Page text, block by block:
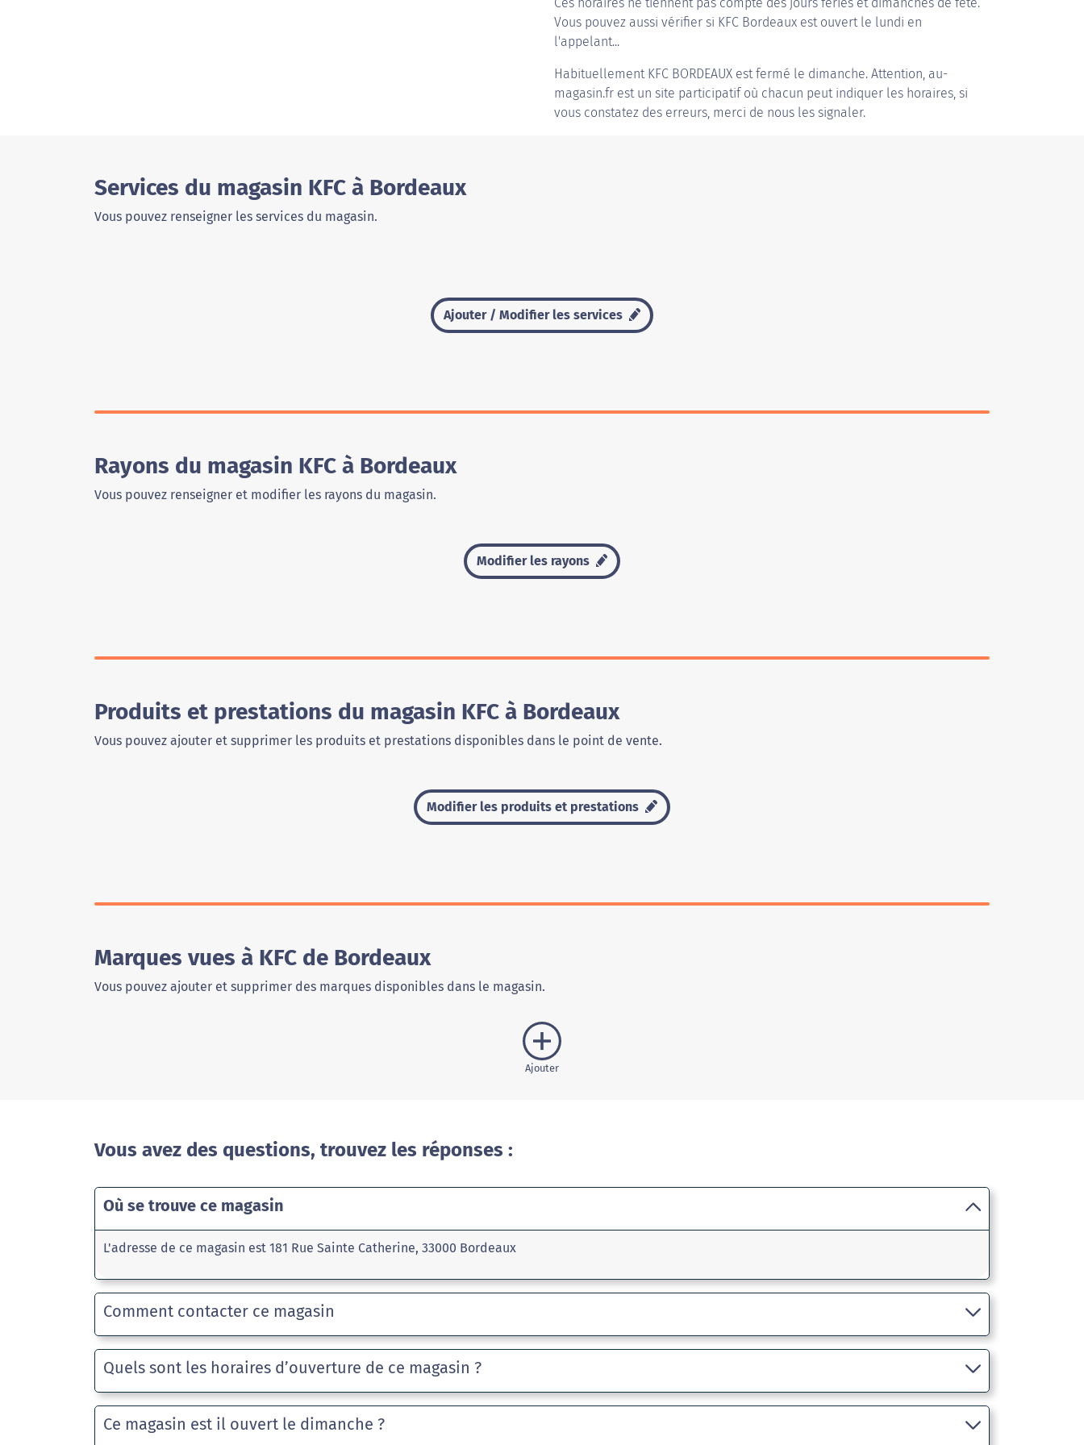
Vous pouvez aussi vérifier si KFC Bordeaux est ouvert le lundi en
l'appelant...
Habituellement KFC BORDEAUX est fermé le dimanche. Attention, au-
magasin.fr est un site participatif où chacun peut indiquer les horaires, si
vous constatez des erreurs, merci de nous les signaler.
Services du magasin KFC à Bordeaux
Vous pouvez renseigner les services du magasin.
Ajouter / Modifier les services
Rayons du magasin KFC à Bordeaux
Vous pouvez renseigner et modifier les rayons du magasin.
Modifier les rayons
Produits et prestations du magasin KFC à Bordeaux
Vous pouvez ajouter et supprimer les produits et prestations disponibles dans le point de vente.
Modifier les produits et prestations
Marques vues à KFC de Bordeaux
Vous pouvez ajouter et supprimer des marques disponibles dans le magasin.
Ajouter
Vous avez des questions, trouvez les réponses :
Où se trouve ce magasin
L'adresse de ce magasin est 181 Rue Sainte Catherine, 33000 Bordeaux
Comment contacter ce magasin
Quels sont les horaires d’ouverture de ce magasin ?
Ce magasin est il ouvert le dimanche ?